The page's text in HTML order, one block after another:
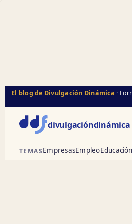
El blog de Divulgación Dinámica ·
divulgacióndinámica
TEMASEmpresasEmpleoEducación